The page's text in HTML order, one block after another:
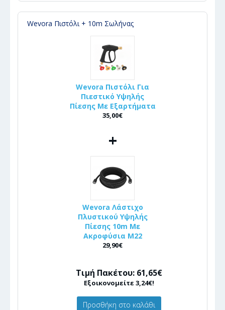
Wevora Πιστόλι + 10m Σωλήνας
Wevora Πιστόλι Για
Πιεστικό Υψηλής
Πίεσης Με Εξαρτήματα
35,00€
+
Wevora Λάστιχο
Πλυστικού Υψηλής
Πίεσης 10m Με
Ακροφύσια Μ22
29,90€
Τιμή Πακέτου: 61,65€
Εξοικονομείτε 3,24€!
Προσθήκη στο καλάθι